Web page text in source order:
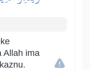
Allah ima